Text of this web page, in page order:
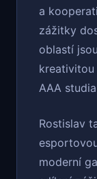
a
zážitky
oblastí
kreativitou
AAA
Rostislav
moderní